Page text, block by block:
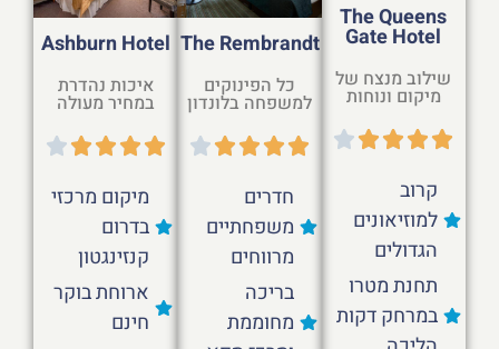
The Rembrandt
כל הפינוקים
למשפחה בלונדון
חדרים
משפחתיים
מרווחים
בריכה
מחוממת
The Queens
Gate Hotel
שילוב מנצח של
מיקום ונוחות
קרוב
למוזיאונים
הגדולים
תחנת מטרו
במרחק דקות
Ashburn Hotel
איכות נהדרת
במחיר מעולה
מיקום מרכזי
בדרום
קנזינגטון
ארוחת בוקר
חינם